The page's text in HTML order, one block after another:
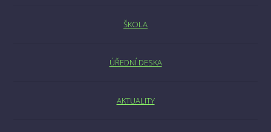
ŠKOLA
ÚŘEDNÍ DESKA
AKTUALITY